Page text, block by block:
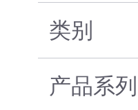
类别
产品系列